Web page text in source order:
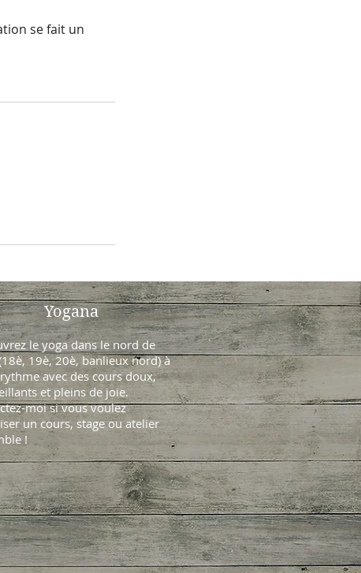
se fait un
Yogana
le yoga dans le nord de
19è, 20è, banlieux nord) à
avec des cours doux,
et pleins de joie.
moi si vous voulez
un cours, stage ou atelier
!